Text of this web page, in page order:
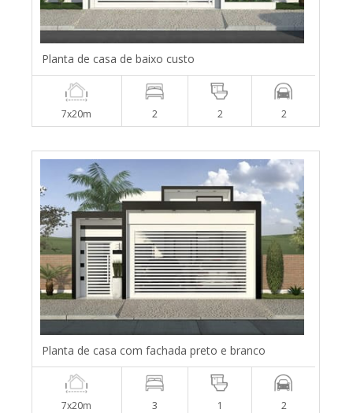
Planta de casa de baixo custo
7x20m 2 2 2
Planta de casa com fachada preto e branco
7x20m 3 1 2